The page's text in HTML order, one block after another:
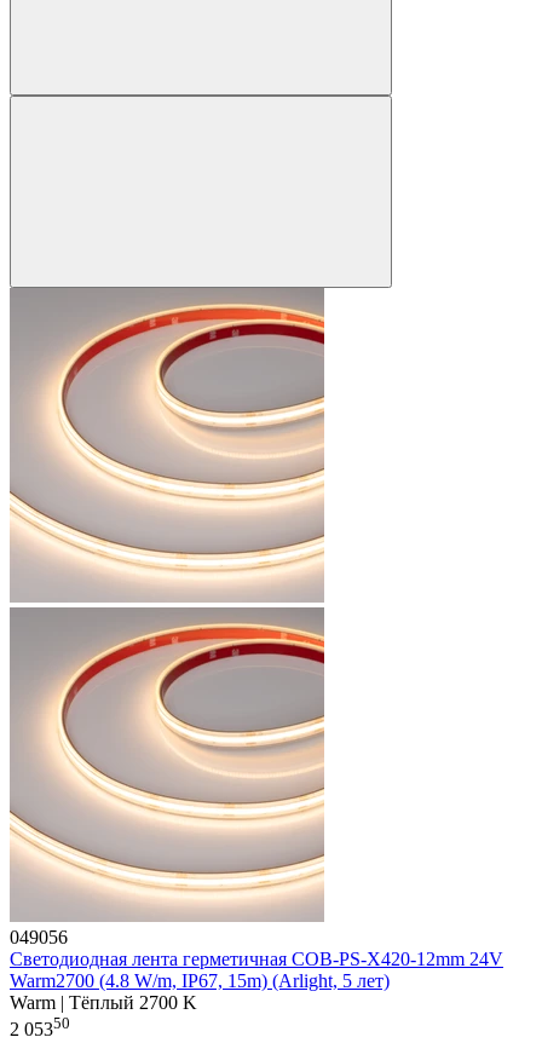
049056
Светодиодная лента герметичная COB-PS-X420-12mm 24V
Warm2700 (4.8 W/m, IP67, 15m) (Arlight, 5 лет)
Warm | Тёплый 2700 K
2 05350